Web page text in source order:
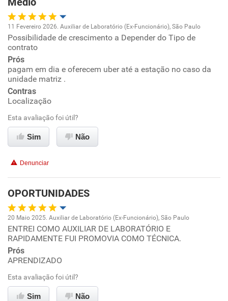
Oportunidade de promoção
Ambiente de trabalho
Conciliação com a vida familiar
Benefícios
Recomenda esta empresa
11 Fevereiro 2026. Auxiliar de Laboratório (Ex-Funcionário), São Paulo
Possibilidade de crescimento a Depender do Tipo de
contrato
Prós
pagam em dia e oferecem uber até a estação no caso da
unidade matriz .
Contras
Localização
Esta avaliação foi útil?
Sim Não
Denunciar
OPORTUNIDADES
Oportunidade de promoção
Ambiente de trabalho
Conciliação com a vida familiar
20 Maio 2025. Auxiliar de Laboratório (Ex-Funcionário), São Paulo
ENTREI COMO AUXILIAR DE LABORATÓRIO E
RAPIDAMENTE FUI PROMOVIA COMO TÉCNICA.
Prós
APRENDIZADO
Esta avaliação foi útil?
Sim Não